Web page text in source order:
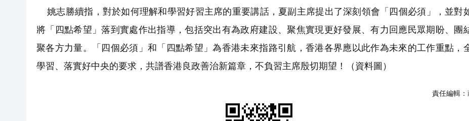
姚志勝續指，對於如何理解和學習好習主席的重要講話，夏副主席提出了深刻領會「四個必須」，並對
將「四點希望」落到實處作出指導，包括突出有為政府建設、聚焦實現更好發展、有力回應民眾期盼、團
聚各方力量。「四個必須」和「四點希望」為香港未來指路引航，香港各界應以此作為未來的工作重點，
學習、落實好中央的要求，共譜香港良政善治新篇章，不負習主席殷切期望！（資料圖）
責任編輯：